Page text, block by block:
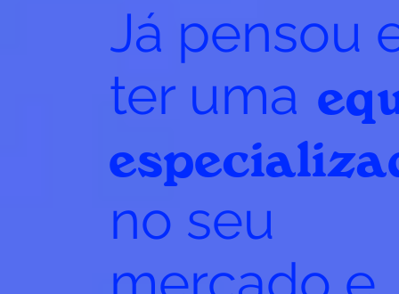
Já pensou
ter uma
no seu